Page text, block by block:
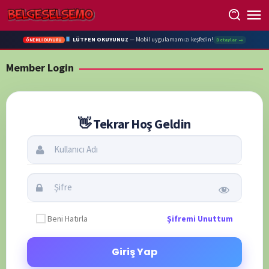
Skip
to
content
ÖNEMLİ DUYURU LÜTFEN OKUYUNUZ — Mobil uygulamamızı keşfedin! Detaylar →
Member Login
Beni Hatırla Şifremi Unuttum